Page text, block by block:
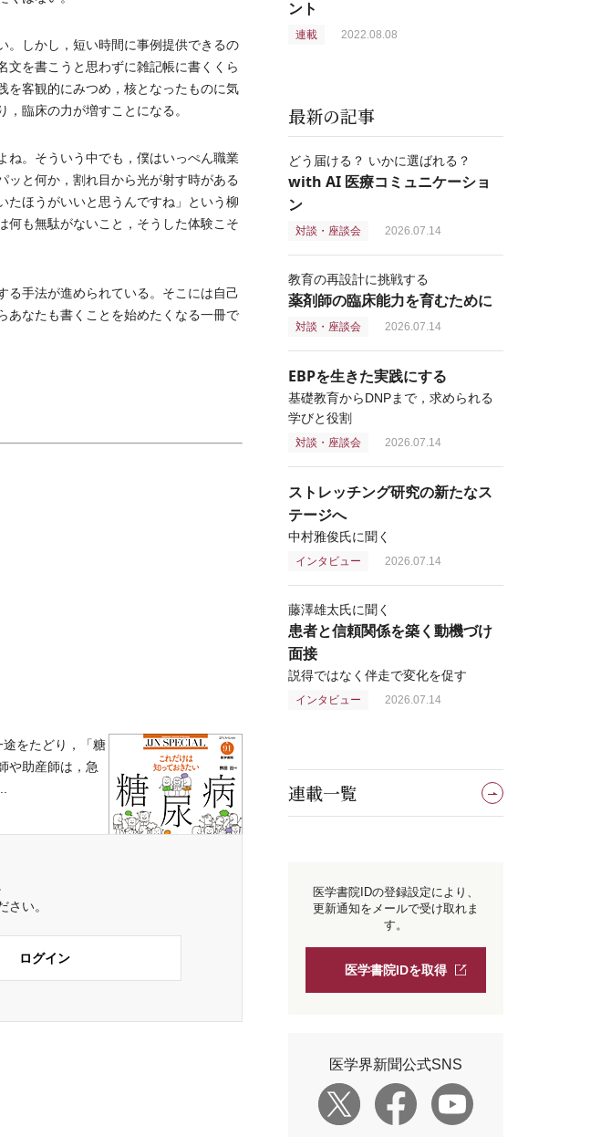
しかし，短い時間に事例提供できるの
文を書こうと思わずに雑記帳に書くくら
を客観的にみつめ，核となったものに気
臨床の力が増すことになる。
。そういう中でも，僕はいっぺん職業
ッと何か，割れ目から光が射す時がある
たほうがいいと思うんですね」という柳
何も無駄がないこと，そうした体験こそ
手法が進められている。そこには自己
あなたも書くことを始めたくなる一冊で
をたどり，「糖
や助産師は，急
い。
ログイン
ント
連載 2022.08.08
最新の記事
どう届ける？ いかに選ばれる？
with AI 医療コミュニケーショ
ン
対談・座談会 2026.07.14
教育の再設計に挑戦する
薬剤師の臨床能力を育むために
対談・座談会 2026.07.14
EBPを生きた実践にする
基礎教育からDNPまで，求められる
学びと役割
対談・座談会 2026.07.14
ストレッチング研究の新たなス
テージへ
中村雅俊氏に聞く
インタビュー 2026.07.14
藤澤雄太氏に聞く
患者と信頼関係を築く動機づけ
面接
説得ではなく伴走で変化を促す
インタビュー 2026.07.14
連載一覧
医学書院IDの登録設定により、
更新通知をメールで受け取れま
す。
医学書院IDを取得
医学界新聞公式SNS